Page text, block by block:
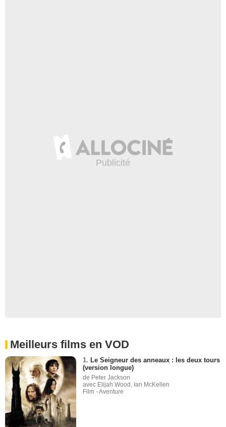
Meilleurs films en VOD
1. Le Seigneur des anneaux : les deux tours
(version longue)
de Peter Jackson
avec Elijah Wood, Ian McKellen
Film - Aventure